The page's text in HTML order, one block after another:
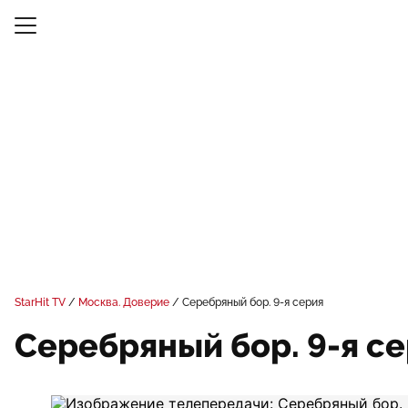
StarHit TV Москва. Доверие Серебряный бор. 9-я серия
Серебряный бор. 9-я